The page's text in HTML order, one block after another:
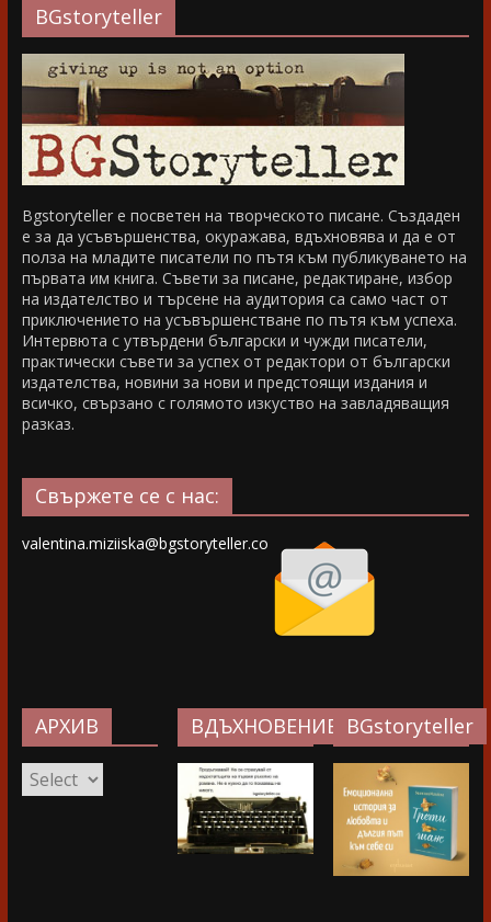
BGstoryteller
Bgstoryteller е посветен на творческото писане. Създаден
е за да усъвършенства, окуражава, вдъхновява и да е от
полза на младите писатели по пътя към публикуването на
първата им книга. Съвети за писане, редактиране, избор
на издателство и търсене на аудитория са само част от
приключението на усъвършенстване по пътя към успеха.
Интервюта с утвърдени български и чужди писатели,
практически съвети за успех от редактори от български
издателства, новини за нови и предстоящи издания и
всичко, свързано с голямото изкуство на завладяващия
разказ.
Свържете се с нас:
valentina.miziiska@bgstoryteller.co
АРХИВ
АРХИВ
ВДЪХНОВЕНИЕ…BGstoryteller